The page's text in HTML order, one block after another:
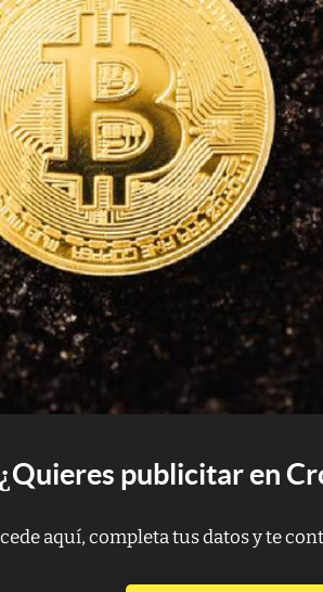
¿Quieres publicitar en
aquí, completa tus datos y te